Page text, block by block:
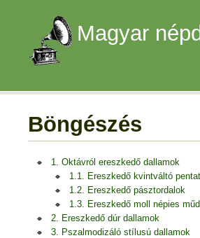
Magyar
Böngészés
1. Oktávról ereszkedő dallamok
1.1. Ereszkedő kvintváltó
1.2. Ereszkedő pásztordalok
1.3. Ereszkedő moll népies
2. Ereszkedő dúr dallamok
3. Pszalmodizáló stílusú dallamok